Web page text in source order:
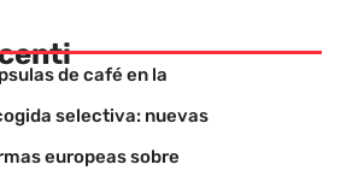
de café en la
selectiva: nuevas
europeas sobre